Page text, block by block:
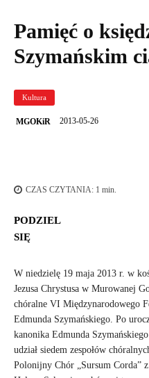
Pamięć o
Szymańskim
Kultura
MGOKiR 2013-05-26
CZAS CZYTANIA: 1 min.
PODZIEL
SIĘ
W niedzielę 19 maja 2013 r. w
Jezusa Chrystusa w Murowanej
chóralne VI Międzynarodowego
Edmunda Szymańskiego. Po
kanonika Edmunda
udział siedem zespołów
Polonijny Chór „Sursum Corda”